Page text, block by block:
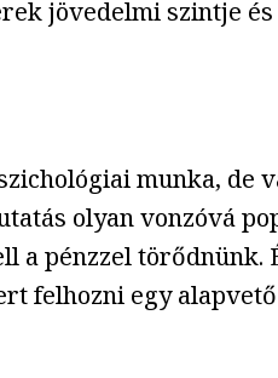
jövedelmi szintje
munka, de
olyan vonzóvá
pénzzel törődnünk.
felhozni egy